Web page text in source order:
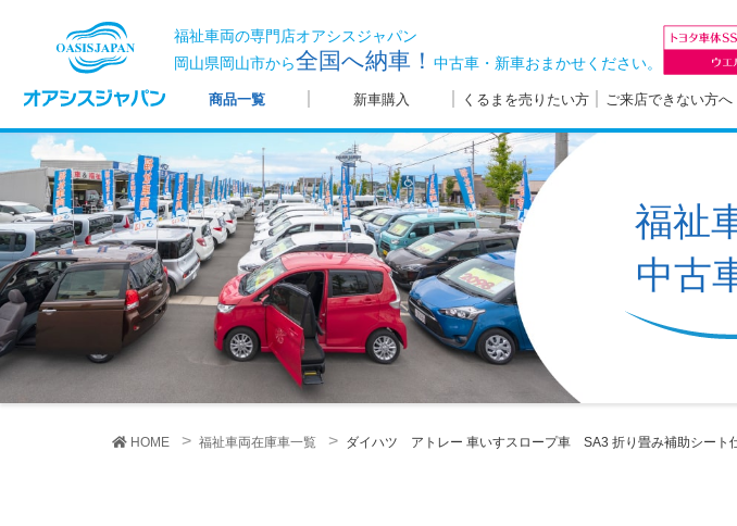
福祉車両の専門店オアシスジャパン
岡山県岡山市から全国へ納車！中古車・新車おまかせください。
商品一覧 新車購入 くるまを売りたい方 ご来店できない方へ
福祉
中古
HOME 福祉車両在庫車一覧 ダイハツ アトレー 車いすスロープ車 SA3 折り畳み補助シート